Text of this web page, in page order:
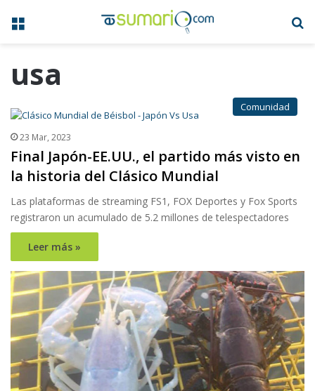
Menú
usa
Comunidad
23 Mar, 2023
Final Japón-EE.UU., el partido más visto en
la historia del Clásico Mundial
Las plataformas de streaming FS1, FOX Deportes y Fox Sports
registraron un acumulado de 5.2 millones de telespectadores
Leer más »